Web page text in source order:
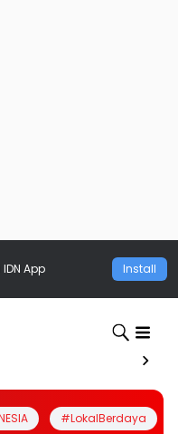
App Install
#LokalBerdaya